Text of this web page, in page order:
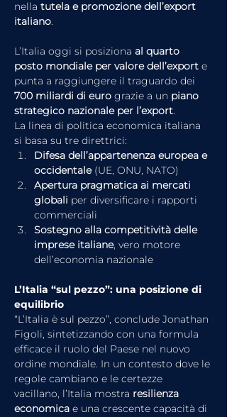
nella tutela e promozione dell’export
italiano
L’Italia oggi si posiziona al quarto
posto mondiale per valore dell’export e
punta a raggiungere il traguardo dei
700 miliardi di euro grazie a un piano
strategico nazionale per l’export
La linea di politica economica italiana
si basa su tre direttrici:
Difesa dell’appartenenza europea e
occidentale (UE, ONU, NATO)
Apertura pragmatica ai mercati
globali per diversificare i rapporti
commerciali
Sostegno alla competitività delle
imprese italiane, vero motore
dell’economia nazionale
L’Italia “sul pezzo”: una posizione di
equilibrio
“L’Italia è sul pezzo”, conclude Jonathan
Figoli, sintetizzando con una formula
efficace il ruolo del Paese nel nuovo
ordine mondiale. In un contesto dove le
regole cambiano e le certezze
vacillano, l’Italia mostra resilienza
economica e una crescente capacità di